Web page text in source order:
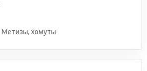
Метизы, хомуты